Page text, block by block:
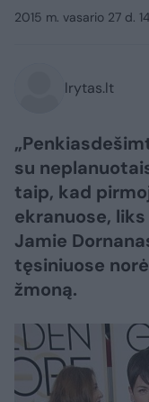
2015 m. vasario 27 d.
lrytas.lt
su
taip, kad
ekranuose,
Jamie
tęsiniuose
žmoną.